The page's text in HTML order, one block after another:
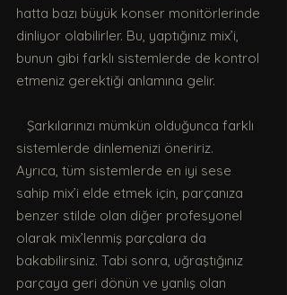
hatta bazı büyük konser monitörlerinde
dinliyor olabilirler. Bu, yaptığınız mix’i,
bunun gibi farklı sistemlerde de kontrol
etmeniz gerektiği anlamına gelir.
sistemlerde dinlemenizi öneririz.
Ayrıca, tüm sistemlerde en iyi sese
sahip mix’i elde etmek için, parçanıza
benzer stilde olan diğer profesyonel
olarak mix’lenmiş parçalara da
bakabilirsiniz. Tabi sonra, uğraştığınız
parçaya geri dönün ve yanlış olan